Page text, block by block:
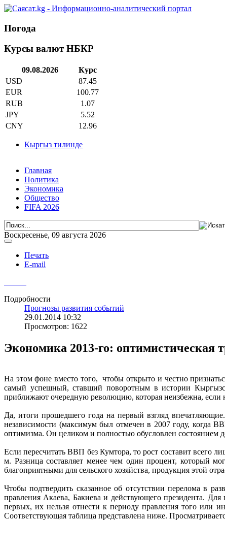
Погода
Курсы валют НБКР
09.08.2026
Курс
USD
87.45
EUR
100.77
RUB
1.07
JPY
5.52
CNY
12.96
Кыргыз тилинде
Главная
Политика
Экономика
Общество
FIFA 2026
Воскресенье, 09 августа 2026
Печать
E-mail
Подробности
Прогнозы развития событий
29.01.2014 10:32
Просмотров: 1622
Экономика 2013-го: оптимистическая
На этом фоне вместо того, чтобы открыто и честно
самый успешный, ставший поворотным в истории
приближают очередную революцию, которая неизбежна,
Да, итоги прошедшего года на первый взгляд
независимости (максимум был отмечен в 2007 году, когда
оптимизма. Он целиком и полностью обусловлен состоянием
Если пересчитать ВВП без Кумтора, то рост составит всего
м. Разница составляет менее чем один процент, который
благоприятными для сельского хозяйства, продукция этой
Чтобы подтвердить сказанное об отсутствии перелома в
правления Акаева, Бакиева и действующего президента.
первых, их нельзя отнести к периоду правления того
Соответствующая таблица представлена ниже.